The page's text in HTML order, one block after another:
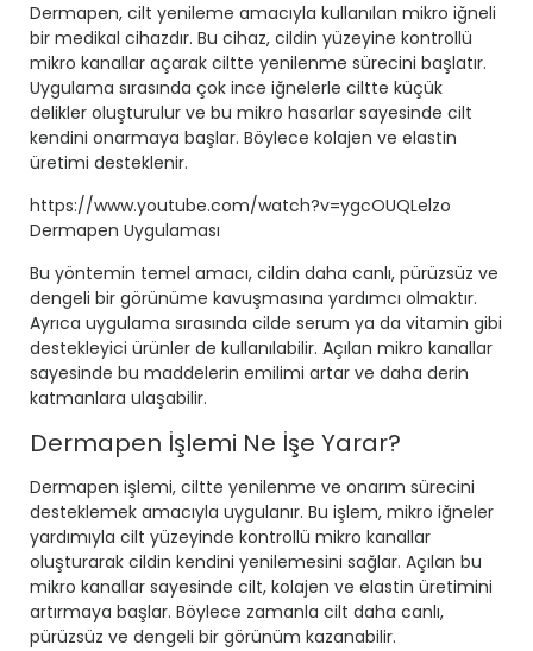
Dermapen, cilt yenileme amacıyla kullanılan mikro iğneli
bir medikal cihazdır. Bu cihaz, cildin yüzeyine kontrollü
mikro kanallar açarak ciltte yenilenme sürecini başlatır.
Uygulama sırasında çok ince iğnelerle ciltte küçük
delikler oluşturulur ve bu mikro hasarlar sayesinde cilt
kendini onarmaya başlar. Böylece kolajen ve elastin
üretimi desteklenir.
https://www.youtube.com/watch?v=ygcOUQLelzo
Dermapen Uygulaması
Bu yöntemin temel amacı, cildin daha canlı, pürüzsüz ve
dengeli bir görünüme kavuşmasına yardımcı olmaktır.
Ayrıca uygulama sırasında cilde serum ya da vitamin gibi
destekleyici ürünler de kullanılabilir. Açılan mikro kanallar
sayesinde bu maddelerin emilimi artar ve daha derin
katmanlara ulaşabilir.
Dermapen İşlemi Ne İşe Yarar?
Dermapen işlemi, ciltte yenilenme ve onarım sürecini
desteklemek amacıyla uygulanır. Bu işlem, mikro iğneler
yardımıyla cilt yüzeyinde kontrollü mikro kanallar
oluşturarak cildin kendini yenilemesini sağlar. Açılan bu
mikro kanallar sayesinde cilt, kolajen ve elastin üretimini
artırmaya başlar. Böylece zamanla cilt daha canlı,
pürüzsüz ve dengeli bir görünüm kazanabilir.